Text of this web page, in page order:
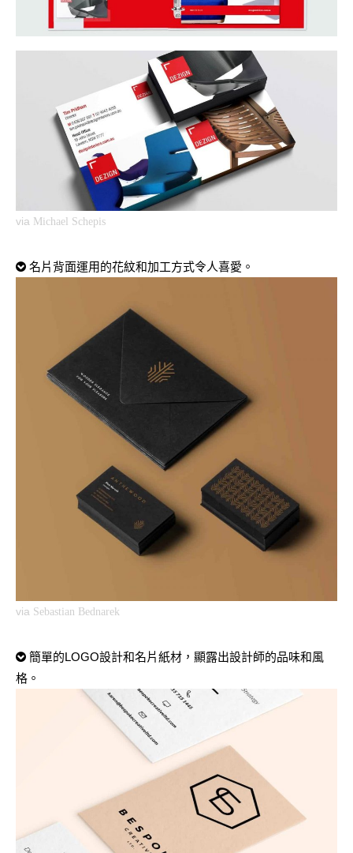
via Michael Schepis
名片背面運用的花紋和加工方式令人喜愛。
via Sebastian Bednarek
簡單的LOGO設計和名片紙材，顯露出設計師的品味和風
格。